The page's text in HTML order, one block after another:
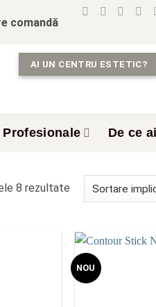
comandă
AI UN CENTRU ESTETIC?
Profesionale De ce
8 rezultate
NOU